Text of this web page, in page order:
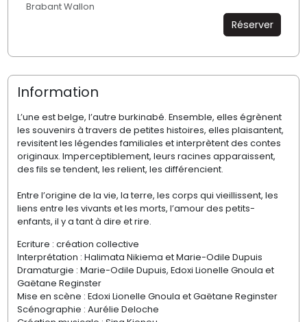
Brabant Wallon
Réserver
Information
L’une est belge, l’autre burkinabé. Ensemble, elles égrènent
les souvenirs à travers de petites histoires, elles plaisantent,
revisitent les légendes familiales et interprètent des contes
originaux. Imperceptiblement, leurs racines apparaissent,
des fils se tendent, les relient, les différencient.
Entre l’origine de la vie, la terre, les corps qui vieillissent, les
liens entre les vivants et les morts, l’amour des petits-
enfants, il y a tant à dire et rire.
Ecriture : création collective
Interprétation : Halimata Nikiema et Marie-Odile Dupuis
Dramaturgie : Marie-Odile Dupuis, Edoxi Lionelle Gnoula et
Gaëtane Reginster
Mise en scène : Edoxi Lionelle Gnoula et Gaëtane Reginster
Scénographie : Aurélie Deloche